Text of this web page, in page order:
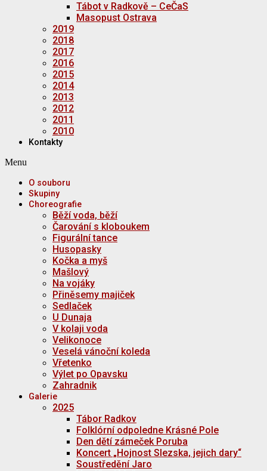
Tábot v Radkově – CeČaS
Masopust Ostrava
2019
2018
2017
2016
2015
2014
2013
2012
2011
2010
Kontakty
Menu
O souboru
Skupiny
Choreografie
Běží voda, běží
Čarování s kloboukem
Figurální tance
Husopasky
Kočka a myš
Mašlový
Na vojáky
Přiněsemy majiček
Sedlaček
U Dunaja
V kolaji voda
Velikonoce
Veselá vánoční koleda
Vřetenko
Výlet po Opavsku
Zahradnik
Galerie
2025
Tábor Radkov
Folklórní odpoledne Krásné Pole
Den dětí zámeček Poruba
Koncert „Hojnost Slezska, jejich dary“
Soustředění Jaro